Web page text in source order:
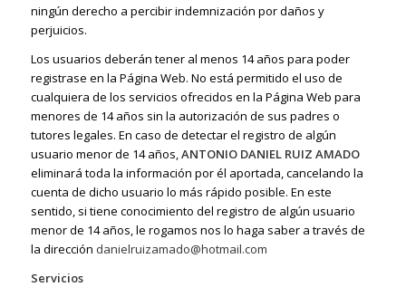
ningún derecho a percibir indemnización por daños y
perjuicios.
Los usuarios deberán tener al menos 14 años para poder
registrase en la Página Web. No está permitido el uso de
cualquiera de los servicios ofrecidos en la Página Web para
menores de 14 años sin la autorización de sus padres o
tutores legales. En caso de detectar el registro de algún
usuario menor de 14 años, ANTONIO DANIEL RUIZ AMADO
eliminará toda la información por él aportada, cancelando la
cuenta de dicho usuario lo más rápido posible. En este
sentido, si tiene conocimiento del registro de algún usuario
menor de 14 años, le rogamos nos lo haga saber a través de
la dirección danielruizamado@hotmail.com
Servicios